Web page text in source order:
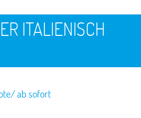
ITALIENISCH
ab sofort